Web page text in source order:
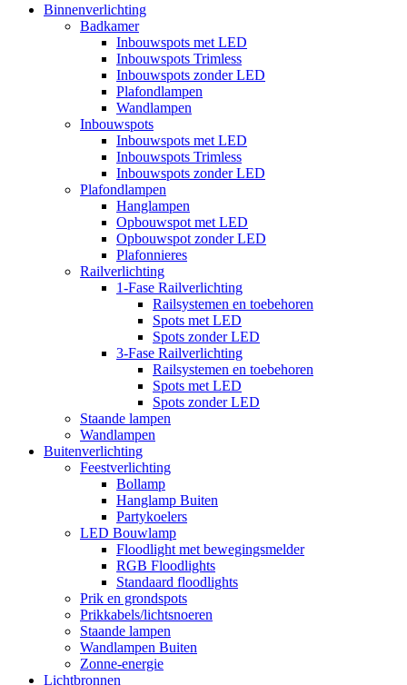
Binnenverlichting
Badkamer
Inbouwspots met LED
Inbouwspots Trimless
Inbouwspots zonder LED
Plafondlampen
Wandlampen
Inbouwspots
Inbouwspots met LED
Inbouwspots Trimless
Inbouwspots zonder LED
Plafondlampen
Hanglampen
Opbouwspot met LED
Opbouwspot zonder LED
Plafonnieres
Railverlichting
1-Fase Railverlichting
Railsystemen en toebehoren
Spots met LED
Spots zonder LED
3-Fase Railverlichting
Railsystemen en toebehoren
Spots met LED
Spots zonder LED
Staande lampen
Wandlampen
Buitenverlichting
Feestverlichting
Bollamp
Hanglamp Buiten
Partykoelers
LED Bouwlamp
Floodlight met bewegingsmelder
RGB Floodlights
Standaard floodlights
Prik en grondspots
Prikkabels/lichtsnoeren
Staande lampen
Wandlampen Buiten
Zonne-energie
Lichtbronnen